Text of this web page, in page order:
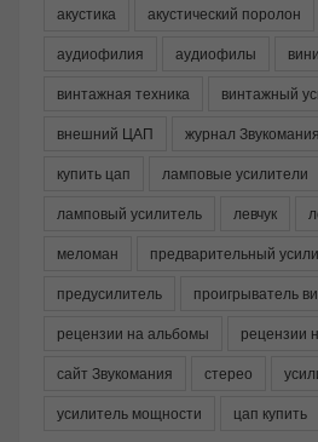
акустика
акустический поролон
аудиофилия
аудиофилы
винтажная техника
винтажный
внешний ЦАП
журнал Звукомания
купить цап
ламповые усилители
ламповый усилитель
левчук
меломан
предварительный
предусилитель
проигрыватель
рецензии на альбомы
рецензии
сайт Звукомания
стерео
усилитель мощности
цап купить